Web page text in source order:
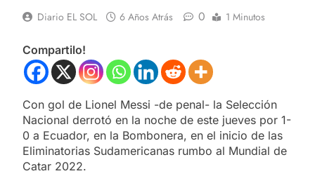
Diario EL SOL 6 Años Atrás 0 1 Minutos
Compartilo!
Con gol de Lionel Messi -de penal- la Selección
Nacional derrotó en la noche de este jueves por 1-
0 a Ecuador, en la Bombonera, en el inicio de las
Eliminatorias Sudamericanas rumbo al Mundial de
Catar 2022.